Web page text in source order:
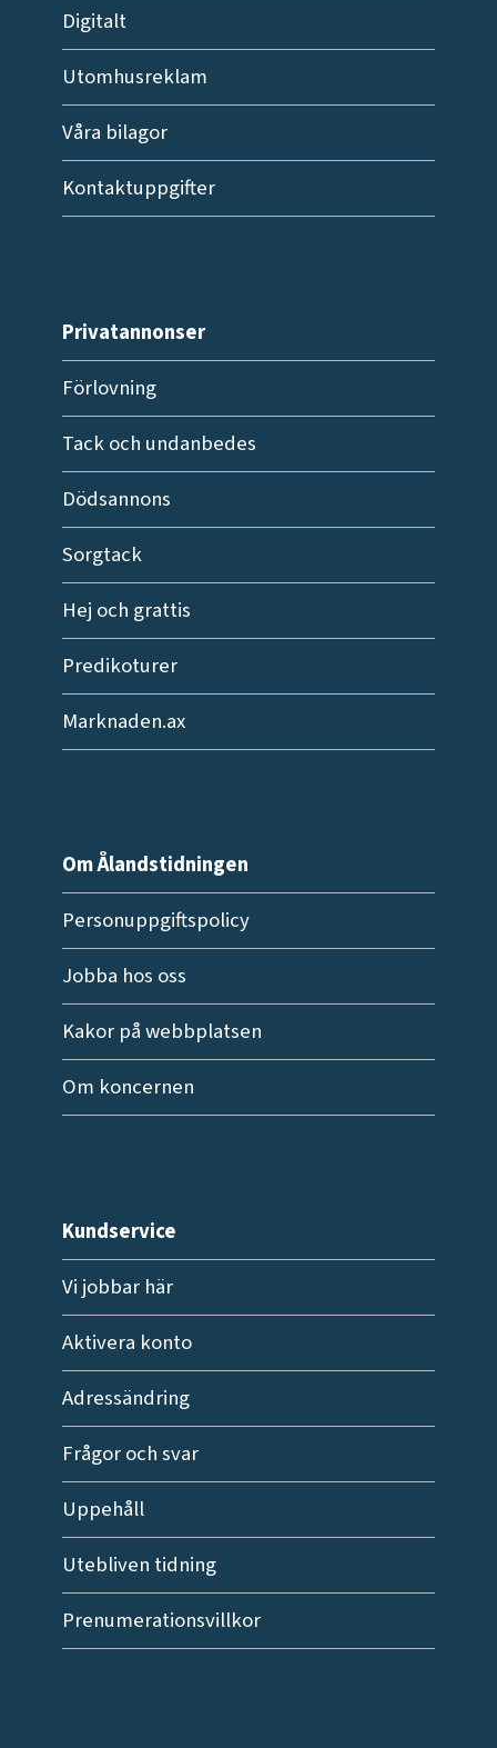
Digitalt
Utomhusreklam
Våra bilagor
Kontaktuppgifter
Privatannonser
Förlovning
Tack och undanbedes
Dödsannons
Sorgtack
Hej och grattis
Predikoturer
Marknaden.ax
Om Ålandstidningen
Personuppgiftspolicy
Jobba hos oss
Kakor på webbplatsen
Om koncernen
Kundservice
Vi jobbar här
Aktivera konto
Adressändring
Frågor och svar
Uppehåll
Utebliven tidning
Prenumerationsvillkor